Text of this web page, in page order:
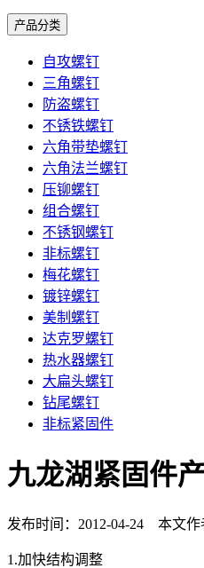
产品分类
自攻螺钉
三角螺钉
防盗螺钉
不锈铁螺钉
六角带垫螺钉
六角法兰螺钉
压铆螺钉
组合螺钉
不锈钢螺钉
非标螺钉
梅花螺钉
镀锌螺钉
美制螺钉
达克罗螺钉
热水器螺钉
大扁头螺钉
钻尾螺钉
非标紧固件
九龙湖紧固件
发布时间：2012-04-24 本文
1.加快结构调整